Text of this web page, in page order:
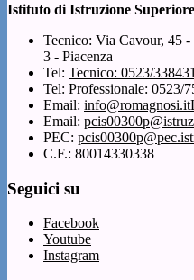
Istituto di Istruzione
Tecnico: Via Cavour, 45 -
3 - Piacenza
Tel: Tecnico: 0523/338431
Tel: Professionale: 0523/
Email: info@romagnosi.it
Email:
PEC:
C.F.: 80014330338
Seguici su
Facebook
Youtube
Instagram